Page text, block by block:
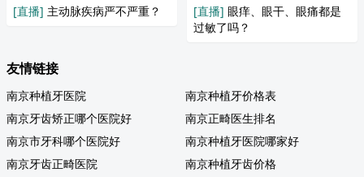
[直播] 主动脉疾病严不严重？ [直播] 眼痒、眼干、眼痛都是
过敏了吗？
友情链接
南京种植牙医院
南京种植牙价格表
南京牙齿矫正哪个医院好
南京正畸医生排名
南京市牙科哪个医院好
南京种植牙医院哪家好
南京牙齿正畸医院
南京种植牙齿价格